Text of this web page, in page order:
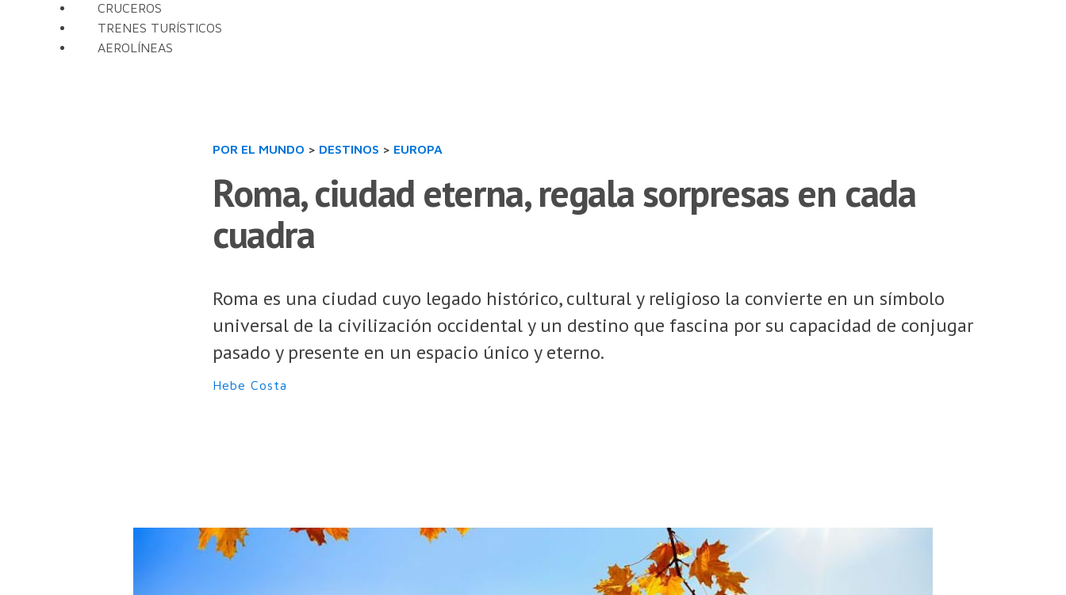
CRUCEROS
TRENES TURÍSTICOS
AEROLÍNEAS
POR EL MUNDO > DESTINOS > EUROPA
Roma, ciudad eterna, regala sorpresas en cada
cuadra
Roma es una ciudad cuyo legado histórico, cultural y religioso la convierte en un símbolo
universal de la civilización occidental y un destino que fascina por su capacidad de conjugar
pasado y presente en un espacio único y eterno.
Hebe Costa